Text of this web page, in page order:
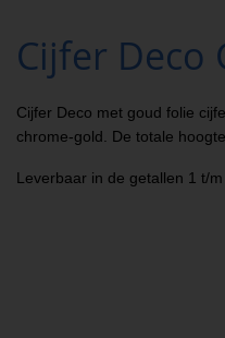
Cijfer Deco
Cijfer Deco met goud folie
chrome-gold. De totale
Leverbaar in de getallen 1 t/m